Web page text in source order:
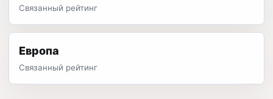
Связанный рейтинг
Европа
Связанный рейтинг